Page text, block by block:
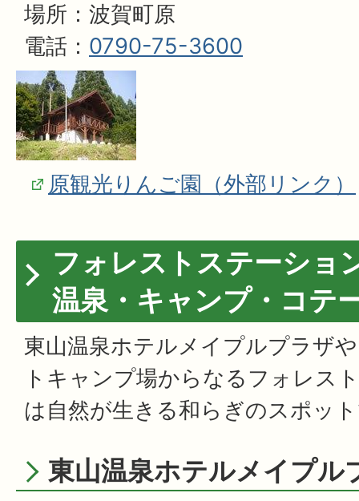
場所：波賀町原
電話： 0790-75-3600
原観光りんご園（外部リンク）
フォレストステーショ
温泉・キャンプ・コテ
東山温泉ホテルメイプルプラザ
トキャンプ場からなるフォレス
は自然が生きる和らぎのスポッ
東山温泉ホテルメイプル